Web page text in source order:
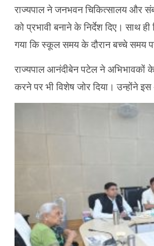
राज्यपाल ने जनभवन चिकित्सालय और
को प्रभावी बनाने के निर्देश दिए। साथ
गया कि स्कूल समय के दौरान बच्चे समय
राज्यपाल आनंदीबेन पटेल ने अभिभावकों
करने पर भी विशेष जोर दिया। उन्होंने इस